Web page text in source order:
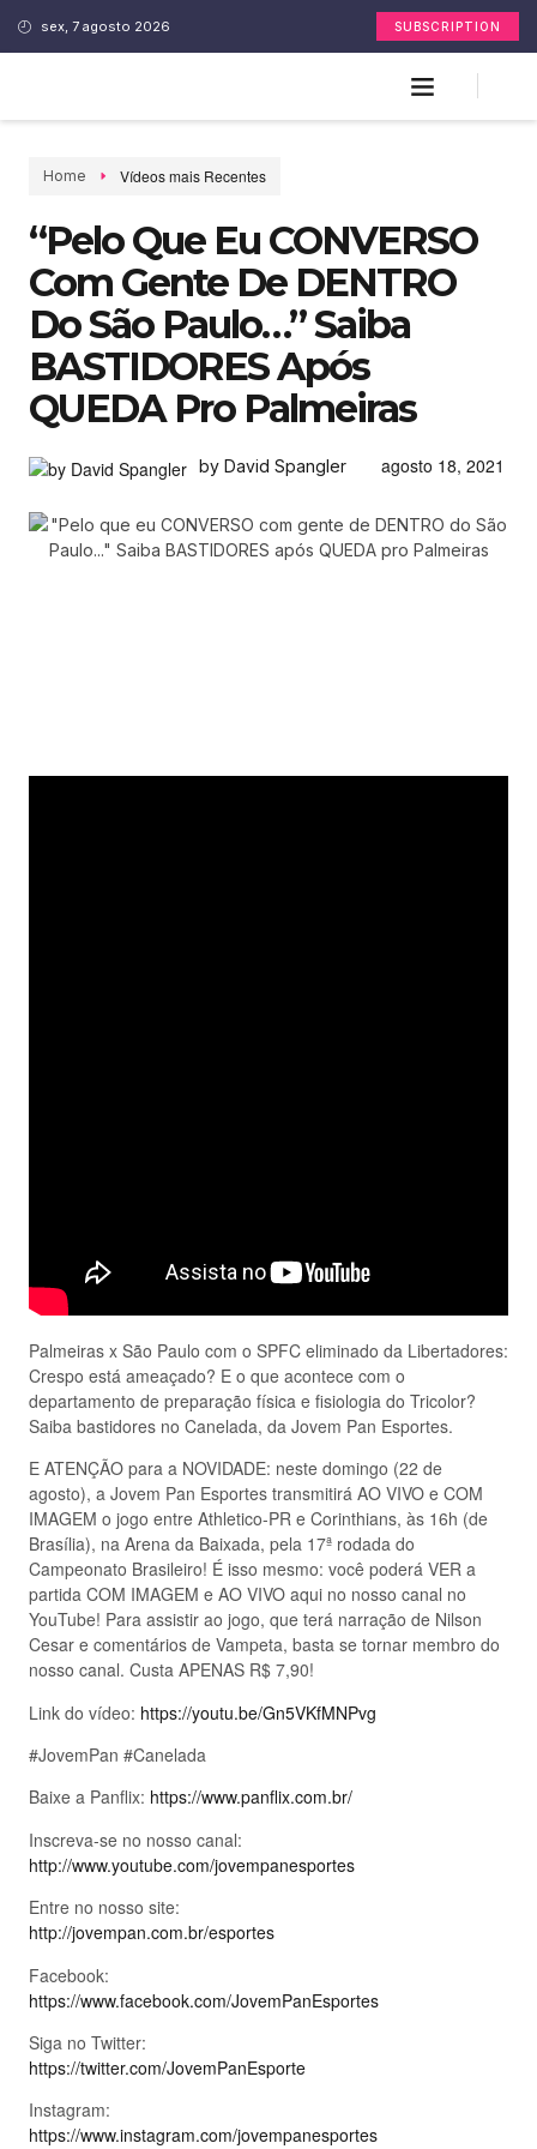
sex, 7 agosto 2026 SUBSCRIPTION
Home Vídeos mais Recentes
“Pelo Que Eu CONVERSO
Com Gente De DENTRO
Do São Paulo…” Saiba
BASTIDORES Após
QUEDA Pro Palmeiras
by David Spangler agosto 18, 2021
Palmeiras x São Paulo com o SPFC eliminado da Libertadores:
Crespo está ameaçado? E o que acontece com o
departamento de preparação física e fisiologia do Tricolor?
Saiba bastidores no Canelada, da Jovem Pan Esportes.
E ATENÇÃO para a NOVIDADE: neste domingo (22 de
agosto), a Jovem Pan Esportes transmitirá AO VIVO e COM
IMAGEM o jogo entre Athletico-PR e Corinthians, às 16h (de
Brasília), na Arena da Baixada, pela 17ª rodada do
Campeonato Brasileiro! É isso mesmo: você poderá VER a
partida COM IMAGEM e AO VIVO aqui no nosso canal no
YouTube! Para assistir ao jogo, que terá narração de Nilson
Cesar e comentários de Vampeta, basta se tornar membro do
nosso canal. Custa APENAS R$ 7,90!
Link do vídeo: https://youtu.be/Gn5VKfMNPvg
#JovemPan #Canelada
Baixe a Panflix: https://www.panflix.com.br/
Inscreva-se no nosso canal:
http://www.youtube.com/jovempanesportes
Entre no nosso site:
http://jovempan.com.br/esportes
Facebook:
https://www.facebook.com/JovemPanEsportes
Siga no Twitter:
https://twitter.com/JovemPanEsporte
Instagram:
https://www.instagram.com/jovempanesportes